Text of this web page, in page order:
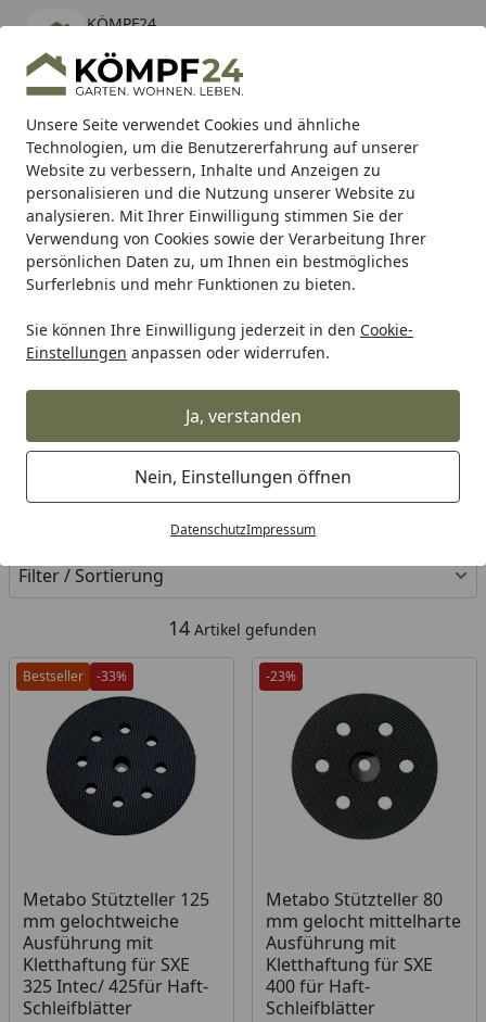
Unsere Seite verwendet Cookies und ähnliche
Technologien, um die Benutzererfahrung auf unserer
Website zu verbessern, Inhalte und Anzeigen zu
personalisieren und die Nutzung unserer Website zu
analysieren. Mit Ihrer Einwilligung stimmen Sie der
Verwendung von Cookies sowie der Verarbeitung Ihrer
persönlichen Daten zu, um Ihnen ein bestmögliches
Surferlebnis und mehr Funktionen zu bieten.
Sie können Ihre Einwilligung jederzeit in den Cookie-
Einstellungen anpassen oder widerrufen.
Ja, verstanden
Nein, Einstellungen öffnen
DatenschutzImpressum
KÖMPF24
kostenlos - Im App Store
Hotline
Alle Produkte
Mein Konto
Suchen
Karibu Pools inkl. gratis Sandfilteranlage & Pool-
Starterset (Gesamtwert bis 468,99€)
Startseite
Metabo Zubehör Zubehör Schleifen & Polieren
Metabo Stützteller &
Zwischenscheiben
Ihre Artikelübersicht
Filter / Sortierung
14 Artikel gefunden
Bestseller -33%
Metabo Stützteller 125
mm gelochtweiche
Ausführung mit
Kletthaftung für SXE
325 Intec/ 425für Haft-
Schleifblätter
-23%
Metabo Stützteller 80
mm gelocht mittelharte
Ausführung mit
Kletthaftung für SXE
400 für Haft-
Schleifblätter